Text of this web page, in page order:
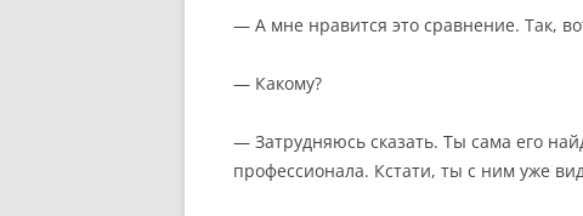
— А мне нравится это сравнение. Так,
— Какому?
— Затрудняюсь сказать. Ты сама его
профессионала. Кстати, ты с ним уже